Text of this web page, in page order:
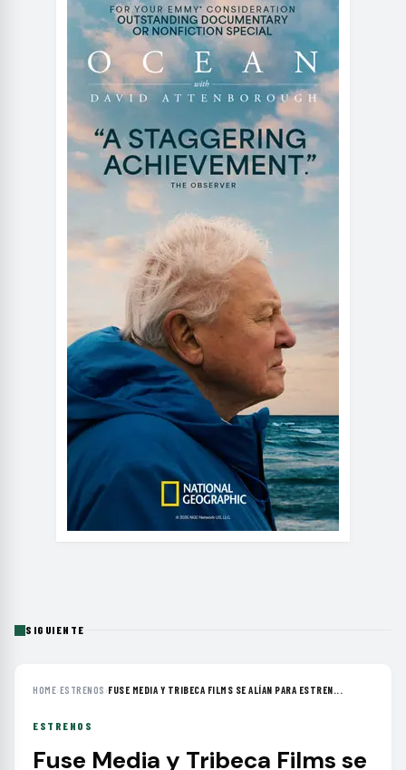
SIGUIENTE
HOME›ESTRENOS ›FUSE MEDIA Y TRIBECA FILMS SE ALÍAN PARA ESTREN...
ESTRENOS
Fuse Media y Tribeca Films se